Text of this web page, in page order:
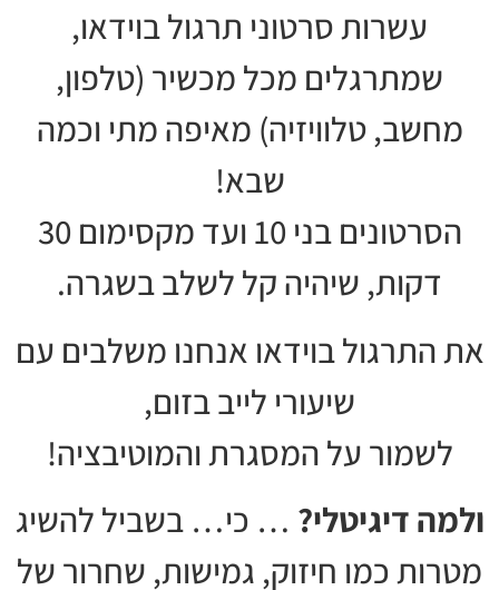
עשרות סרטוני תרגול בוידאו,
שמתרגלים מכל מכשיר (טלפון,
מחשב, טלוויזיה) מאיפה מתי וכמה
שבא!
הסרטונים בני 10 ועד מקסימום 30
דקות, שיהיה קל לשלב בשגרה.
את התרגול בוידאו אנחנו משלבים עם
שיעורי לייב בזום,
לשמור על המסגרת והמוטיבציה!
ולמה דיגיטלי? … כי… בשביל להשיג
מטרות כמו חיזוק, גמישות, שחרור של